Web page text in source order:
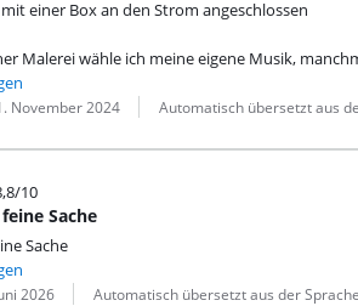
einer Box an den Strom angeschlossen
Malerei wähle ich meine eigene Musik,
November 2024 Automatisch übersetzt aus
10.
/10
Sache
Sache
2026 Automatisch übersetzt aus der